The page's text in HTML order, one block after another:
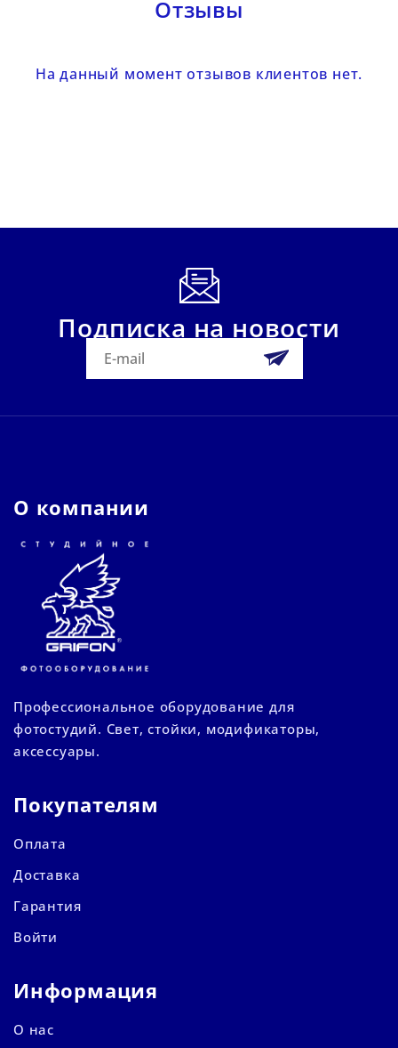
Отзывы
На данный момент отзывов клиентов нет.
Подписка на новости
О компании
Профессиональное оборудование для
фотостудий. Свет, стойки, модификаторы,
аксессуары.
Покупателям
Оплата
Доставка
Гарантия
Войти
Информация
О нас